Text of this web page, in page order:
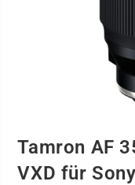
Tamron AF
VXD für